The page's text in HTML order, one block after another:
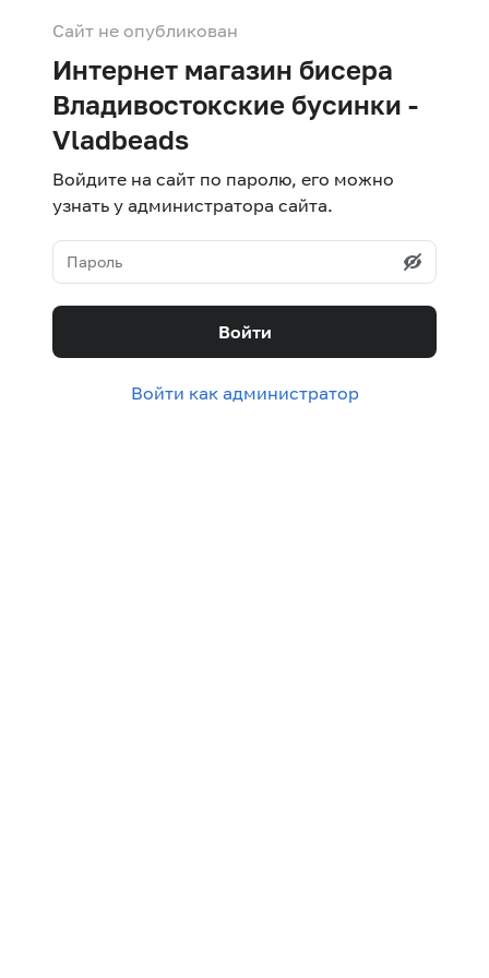
Сайт не опубликован
Интернет магазин бисера
Владивостокские бусинки -
Vladbeads
Войдите на сайт по паролю, его можно
узнать у администратора сайта.
Войти
Войти как администратор